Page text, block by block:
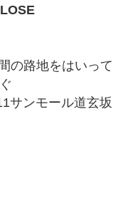
の路地をはいって
サンモール道玄坂